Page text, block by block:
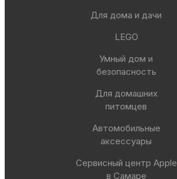
Для дома и дачи
LEGO
Умный дом и
безопасность
Для домашних
питомцев
Автомобильные
аксессуары
Сервисный центр Apple
в Самаре